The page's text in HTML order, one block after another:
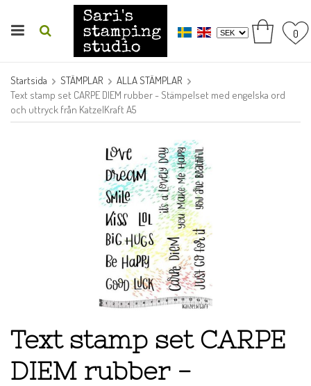
0
Startsida STÄMPLAR
ALLA STÄMPLAR
Text stamp set CARPE DIEM rubber - Stämpelset med engelska ord
och uttryck från KatzelKraft A5
Text stamp set CARPE
DIEM rubber -